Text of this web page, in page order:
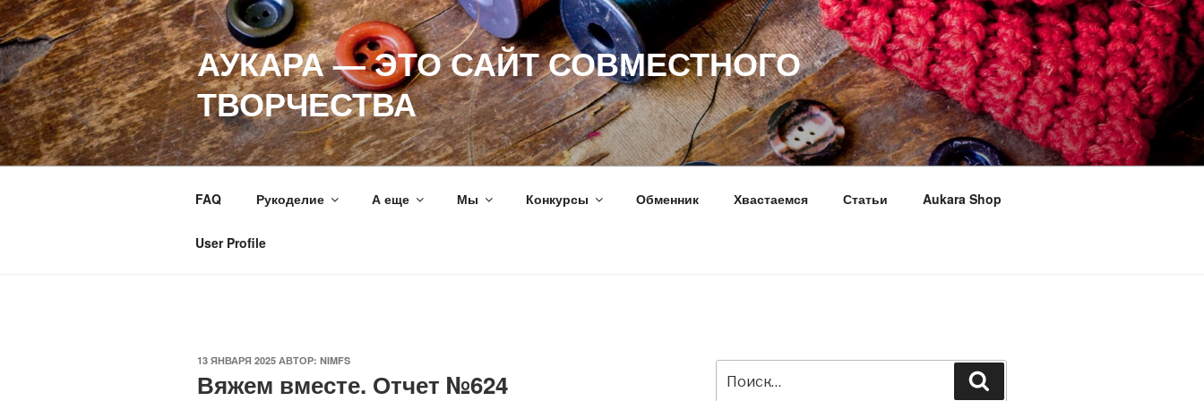
Перейти
к
содержимому
АУКАРА — ЭТО САЙТ СОВМЕСТНОГО
ТВОРЧЕСТВА
FAQ Рукоделие А еще Мы Конкурсы Обменник Хвастаемся Статьи Aukara Shop
User Profile
ОПУБЛИКОВАНО
13 ЯНВАРЯ 2025 АВТОР: NIMFS
Вяжем вместе. Отчет №624